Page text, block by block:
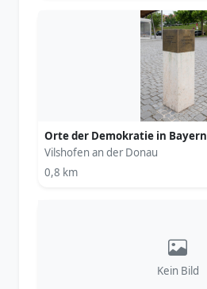
Orte der Demokratie in Bayern
Vilshofen an der Donau
0,8 km
Kein Bild